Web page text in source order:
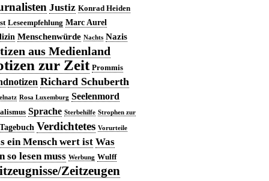
Justiz Konrad Heiden
Leseempfehlung Marc Aurel
Menschenwürde Nachts Nazis
aus Medienland
zur Zeit Prommis
Richard Schuberth
Rosa Luxemburg Seelenmord
Sprache Sterbehilfe Strophen zur
Tagebuch Verdichtetes Vorurteile
ein Mensch wert ist Was
so lesen muss Werbung Wulff
Zeitzeugen